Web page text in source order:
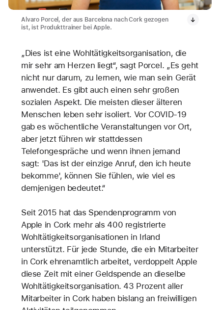
Alvaro Porcel, der aus Barcelona nach Cork gezogen
ist, ist Produkttrainer bei Apple.
„Dies ist eine Wohltätigkeitsorganisation, die
mir sehr am Herzen liegt“, sagt Porcel. „Es geht
nicht nur darum, zu lernen, wie man sein Gerät
anwendet. Es gibt auch einen sehr großen
sozialen Aspekt. Die meisten dieser älteren
Menschen leben sehr isoliert. Vor COVID-19
gab es wöchentliche Veranstaltungen vor Ort,
aber jetzt führen wir stattdessen
Telefongespräche und wenn ihnen jemand
sagt: 'Das ist der einzige Anruf, den ich heute
bekomme', können Sie fühlen, wie viel es
demjenigen bedeutet.“
Seit 2015 hat das Spendenprogramm von
Apple in Cork mehr als 400 registrierte
Wohltätigkeitsorganisationen in Irland
unterstützt. Für jede Stunde, die ein Mitarbeiter
in Cork ehrenamtlich arbeitet, verdoppelt Apple
diese Zeit mit einer Geldspende an dieselbe
Wohltätigkeitsorganisation. 43 Prozent aller
Mitarbeiter in Cork haben bislang an freiwilligen